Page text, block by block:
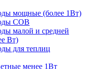
мощные (более 1Вт)
COB
малой и средней
Вт)
для теплиц
менее 1Вт